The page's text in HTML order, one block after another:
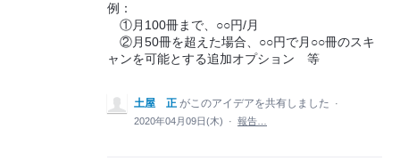
例：
①月100冊まで、○○円/月
②月50冊を超えた場合、○○円で月○○冊のスキ
ャンを可能とする追加オプション 等
土屋 正 がこのアイデアを共有しました
·
2020年04月09日(木)
· 報告…